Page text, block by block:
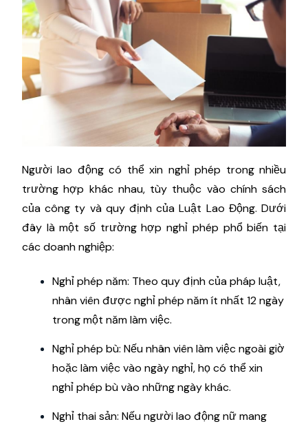
Người lao động có thể xin nghỉ phép trong nhiều
trường hợp khác nhau, tùy thuộc vào chính sách
của công ty và quy định của Luật Lao Động. Dưới
đây là một số trường hợp nghỉ phép phổ biến tại
các doanh nghiệp:
Nghỉ phép năm: Theo quy định của pháp luật,
nhân viên được nghỉ phép năm ít nhất 12 ngày
trong một năm làm việc.
Nghỉ phép bù: Nếu nhân viên làm việc ngoài giờ
hoặc làm việc vào ngày nghỉ, họ có thể xin
nghỉ phép bù vào những ngày khác.
Nghỉ thai sản: Nếu người lao động nữ mang